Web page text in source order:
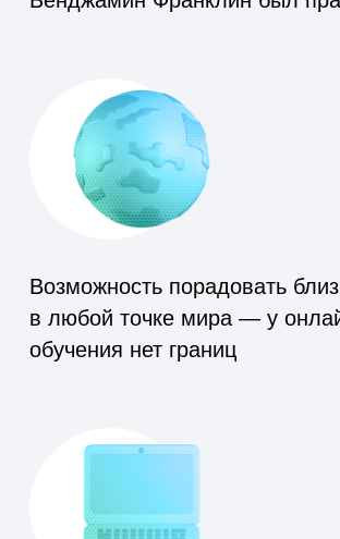
небольшая сумма может стать
началом больших перемен
и держать баланс на работе и в личной